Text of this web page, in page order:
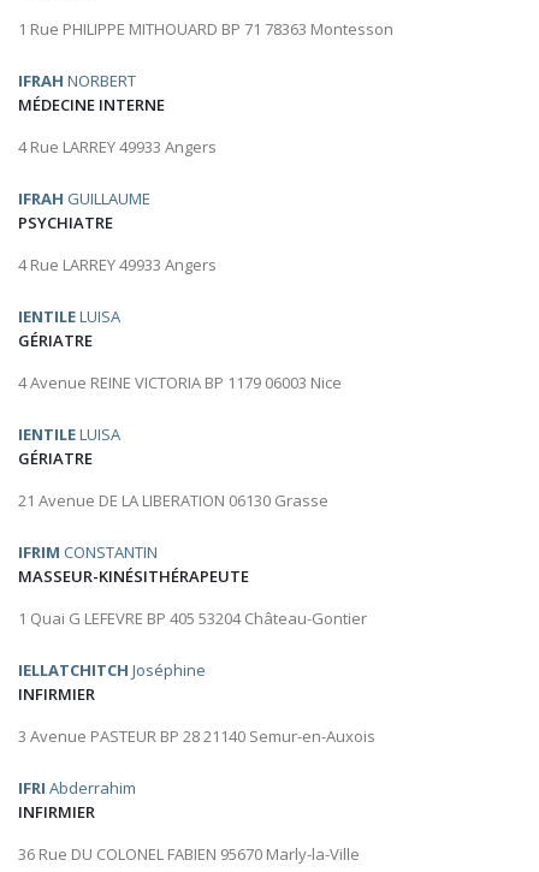
1 Rue PHILIPPE MITHOUARD BP 71 78363 Montesson
IFRAH NORBERT
MÉDECINE INTERNE
4 Rue LARREY 49933 Angers
IFRAH GUILLAUME
PSYCHIATRE
4 Rue LARREY 49933 Angers
IENTILELUISA
GÉRIATRE
4 Avenue REINE VICTORIA BP 1179 06003 Nice
IENTILELUISA
GÉRIATRE
21 Avenue DE LA LIBERATION 06130 Grasse
IFRIM CONSTANTIN
MASSEUR-KINÉSITHÉRAPEUTE
1 Quai G LEFEVRE BP 405 53204 Château-Gontier
IELLATCHITCH Joséphine
INFIRMIER
3 Avenue PASTEUR BP 28 21140 Semur-en-Auxois
IFRI Abderrahim
INFIRMIER
36 Rue DU COLONEL FABIEN 95670 Marly-la-Ville